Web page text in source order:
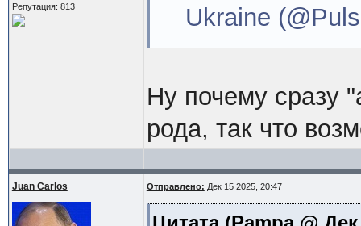
Репутация: 813
Ukraine
Ну почему сразу
рода, так что
Juan Carlos Отправлено: Дек 15 2025, 20:47